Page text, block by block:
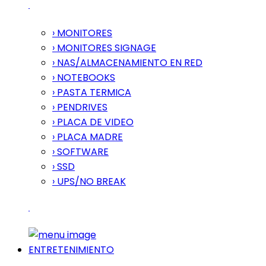
› MONITORES
› MONITORES SIGNAGE
› NAS/ALMACENAMIENTO EN RED
› NOTEBOOKS
› PASTA TERMICA
› PENDRIVES
› PLACA DE VIDEO
› PLACA MADRE
› SOFTWARE
› SSD
› UPS/NO BREAK
ENTRETENIMIENTO